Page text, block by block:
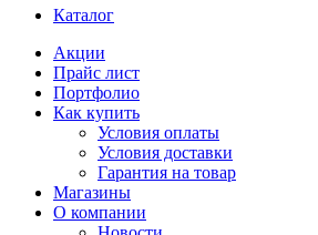
Каталог
Акции
Прайс лист
Портфолио
Как купить
Условия оплаты
Условия доставки
Гарантия на товар
Магазины
О компании